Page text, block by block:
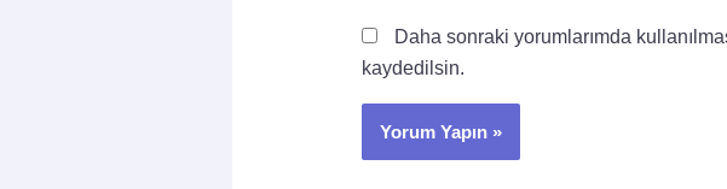
Daha sonraki yorumlarımda
kaydedilsin.